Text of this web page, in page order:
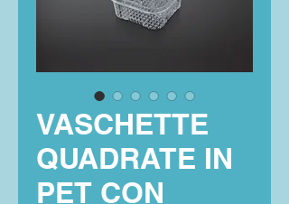
VASCHETTE
QUADRATE IN
PET CON